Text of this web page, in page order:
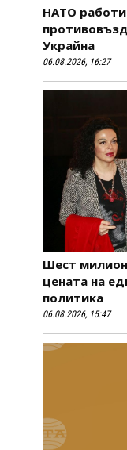
НАТО
Украйна
06.08.2026, 16:27
Шест
цената на
политика
06.08.2026, 15:47